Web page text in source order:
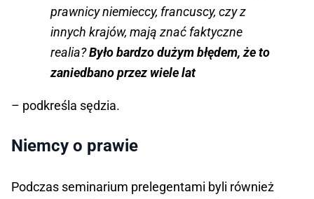
prawnicy niemieccy, francuscy, czy z
innych krajów, mają znać faktyczne
realia?Było bardzo dużym błędem, że to
zaniedbano przez wiele lat
– podkreśla sędzia.
Niemcy o prawie
Podczas seminarium prelegentami byli również